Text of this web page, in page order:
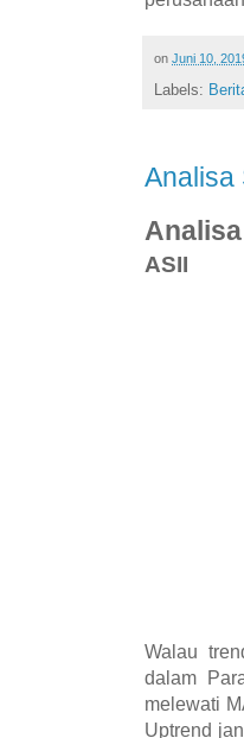
on Juni 10,
Labels:
Analisa
Analisa
ASII
Walau
dalam
melewati
Uptrend